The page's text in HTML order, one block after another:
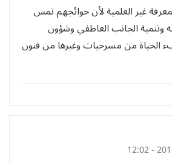
غير العلمية لأن حوائجهم تمس
وتنمية الجانب العاطفي وشؤون
الحياة من مسرحيات وغيرها من فنون